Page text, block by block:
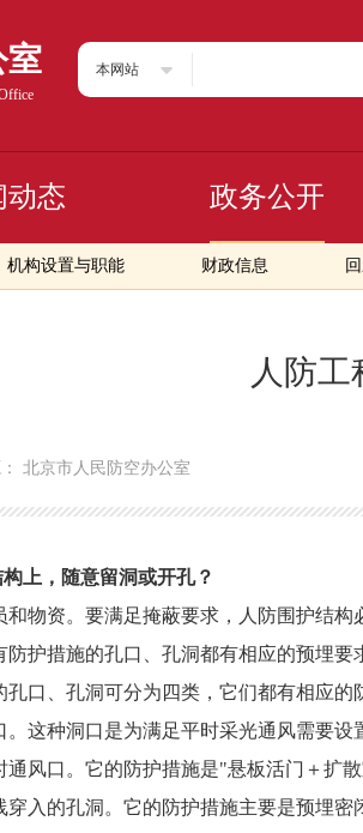
室 本网站
动态 政务公开
机构设置与职能 财政信息
人防
北京市人民防空办公室
上，随意留洞或开孔？
和物资。要满足掩蔽要求，人防围护结
护措施的孔口、孔洞都有相应的预埋
孔口、孔洞可分为四类，它们都有相应
这种洞口是为满足平时采光通风需要
通风口。它的防护措施是"悬板活门＋扩
入的孔洞。它的防护措施主要是预埋密